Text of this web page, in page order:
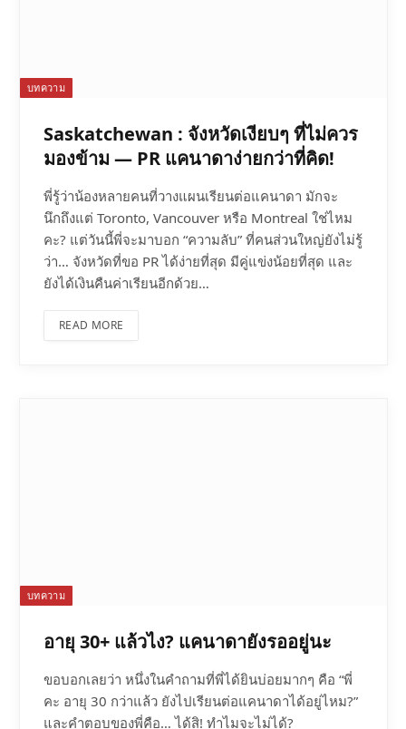
บทความ
Saskatchewan : จังหวัดเงียบๆ ที่ไม่ควร
มองข้าม — PR แคนาดาง่ายกว่าที่คิด!
พี่รู้ว่าน้องหลายคนที่วางแผนเรียนต่อแคนาดา มักจะ
นึกถึงแต่ Toronto, Vancouver หรือ Montreal ใช่ไหม
คะ? แต่วันนี้พี่จะมาบอก “ความลับ” ที่คนส่วนใหญ่ยังไม่รู้
ว่า… จังหวัดที่ขอ PR ได้ง่ายที่สุด มีคู่แข่งน้อยที่สุด และ
ยังได้เงินคืนค่าเรียนอีกด้วย…
READ MORE
บทความ
อายุ 30+ แล้วไง? แคนาดายังรออยู่นะ
ขอบอกเลยว่า หนึ่งในคำถามที่พี่ได้ยินบ่อยมากๆ คือ “พี่
คะ อายุ 30 กว่าแล้ว ยังไปเรียนต่อแคนาดาได้อยู่ไหม?”
และคำตอบของพี่คือ… ได้สิ! ทำไมจะไม่ได้?